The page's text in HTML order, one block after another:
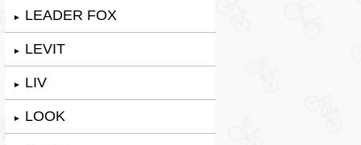
► LEADER FOX
► LEVIT
► LIV
► LOOK